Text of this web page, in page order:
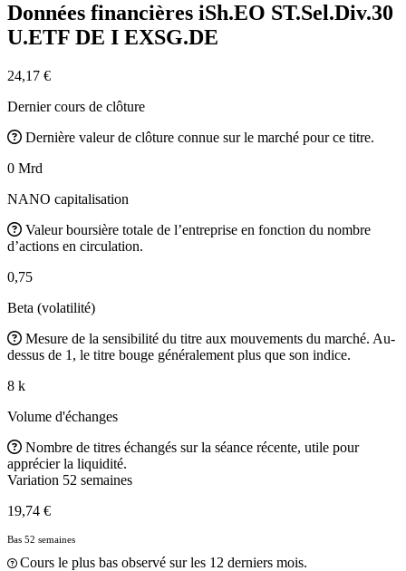
Données financières iSh.EO ST.Sel.Div.30
U.ETF DE I EXSG.DE
24,17 €
Dernier cours de clôture
Dernière valeur de clôture connue sur le marché pour ce titre.
0 Mrd
NANO capitalisation
Valeur boursière totale de l’entreprise en fonction du nombre
d’actions en circulation.
0,75
Beta (volatilité)
Mesure de la sensibilité du titre aux mouvements du marché. Au-
dessus de 1, le titre bouge généralement plus que son indice.
8 k
Volume d'échanges
Nombre de titres échangés sur la séance récente, utile pour
apprécier la liquidité.
Variation 52 semaines
19,74 €
Bas 52 semaines
Cours le plus bas observé sur les 12 derniers mois.